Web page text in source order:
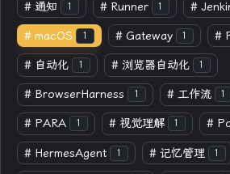
# 通知 1 # Runner 1 #
# macOS 1 # Gateway 1 #
# 自动化 1 # 浏览器自动化 1
# BrowserHarness 1 # 工作流 1
# PARA 1 # 视觉理解 1 #
# HermesAgent 1 # 记忆管理 1